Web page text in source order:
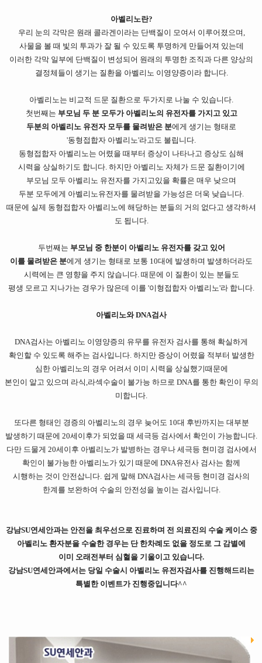
아벨리노란?
우리 눈의 각막은 원래 콜라겐이라는 단백질이 모여서 이루어졌으며,
사물을 볼 때 빛의 투과가 잘 될 수 있도록 투명하게 만들어져 있는데
이러한 각막 일부에 단백질이 변성되어 원래의 투명한 조직과 다른 양상의
결정체들이 생기는 질환을 아벨리노 이영양증이라 합니다.
아벨리노는 비교적 드문 질환으로 두가지로 나눌 수 있습니다.
첫번째는 부모님 두 분 모두가 아벨리노의 유전자를 가지고 있고
두분의 아벨리노 유전자 모두를 물려받은 분에게 생기는 형태로
'동형접합자 아벨리노'라고도 불립니다.
동형접합자 아벨리노는 어렸을 때부터 증상이 나타나고 증상도 심해
시력을 상실하기도 합니다. 하지만 아벨리노 자체가 드문 질환이기에
부모님 모두 아벨리노 유전자를 가지고있을 확률은 매우 낮으며
두분 모두에게 아벨리노유전자를 물려받을 가능성은 더욱 낮습니다.
때문에 실제 동형접합자 아벨리노에 해당하는 분들의 거의 없다고 생각하셔
도 됩니다.
두번째는 부모님 중 한분이 아벨리노 유전자를 갖고 있어
이를 물려받은 분에게 생기는 형태로 보통 10대에 발생하며 발생하더라도
시력에는 큰 영향을 주지 않습니다. 때문에 이 질환이 있는 분들도
평생 모르고 지나가는 경우가 많은데 이를 '이형접합자 아벨리노'라 합니다.
아벨리노와 DNA검사
DNA검사는 아벨리노 이영양증의 유무를 유전자 검사를 통해 확실하게
확인할 수 있도록 해주는 검사입니다. 하지만 증상이 어렸을 적부터 발생한
심한 아벨리노의 경우 어려서 이미 시력을 상실했기때문에
본인이 알고 있으며 라식,라섹수술이 불가능 하므로 DNA를 통한 확인이 무의
미합니다.
또다른 형태인 경증의 아벨리노의 경우 늦어도 10대 후반까지는 대부분
발생하기 때문에 20세이후가 되었을 때 세극등 검사에서 확인이 가능합니다.
다만 드물게 20세이후 아벨리노가 발병하는 경우나 세극등 현미경 검사에서
확인이 불가능한 아벨리노가 있기 때문에 DNA유전사 검사는 함께
시행하는 것이 안전삽니다. 쉽게 말해 DNA검사는 세극등 현미경 검사의
한계를 보완하여 수술의 안전성을 높이는 검사입니다.
강남SU연세안과는 안전을 최우선으로 진료하며 전 의료진의 수술 케이스 중
아벨리노 환자분을 수술한 경우는 단 한차례도 없을 정도로 그 감별에
이미 오래전부터 심혈을 기울이고 있습니다.
강남SU연세안과에서는 당일 수술시 아벨리노 유전자검사를 진행해드리는
특별한 이벤트가 진행중입니다^^